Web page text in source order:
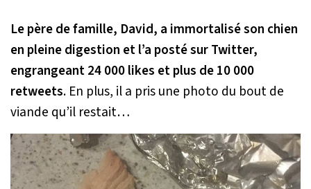
Le père de famille, David, a immortalisé son chien
en pleine digestion et l’a posté sur Twitter,
engrangeant 24 000 likes et plus de 10 000
retweets. En plus, il a pris une photo du bout de
viande qu’il restait…